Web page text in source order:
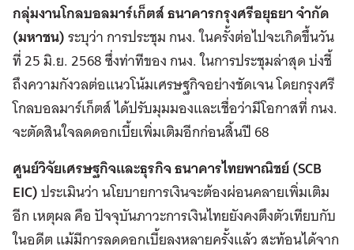
กลุ่มงานโกลบอลมาร์เก็ตส์ ธนาคารกรุงศรีอยุธยา จำกัด
(มหาชน)ระบุว่า การประชุม กนง. ในครั้งต่อไปจะเกิดขึ้นวัน
ที่ 25 มิ.ย. 2568 ซึ่งท่าทีของ กนง. ในการประชุมล่าสุด บ่งชี้
ถึงความกังวลต่อแนวโน้มเศรษฐกิจอย่างชัดเจน โดยกรุงศรี
โกลบอลมาร์เก็ตส์ ได้ปรับมุมมองและเชื่อว่ามีโอกาสที่ กนง.
จะตัดสินใจลดดอกเบี้ยเพิ่มเติมอีกก่อนสิ้นปี 68
ศูนย์วิจัยเศรษฐกิจและธุรกิจ ธนาคารไทยพาณิชย์ (SCB
EIC)ประเมินว่า นโยบายการเงินจะต้องผ่อนคลายเพิ่มเติม
อีก เหตุผล คือ ปัจจุบันภาวะการเงินไทยยังคงตึงตัวเทียบกับ
ในอดีต แม้มีการลดดอกเบี้ยลงหลายครั้งแล้ว สะท้อนได้จาก